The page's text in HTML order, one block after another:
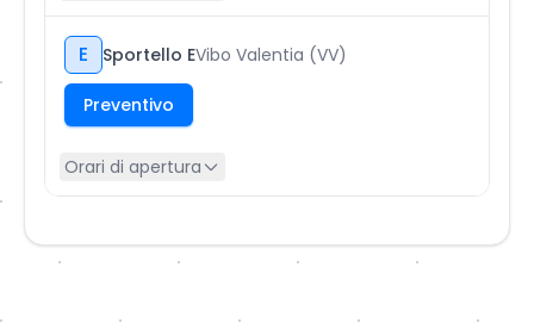
E Sportello EVibo Valentia (VV)
Preventivo
Orari di apertura